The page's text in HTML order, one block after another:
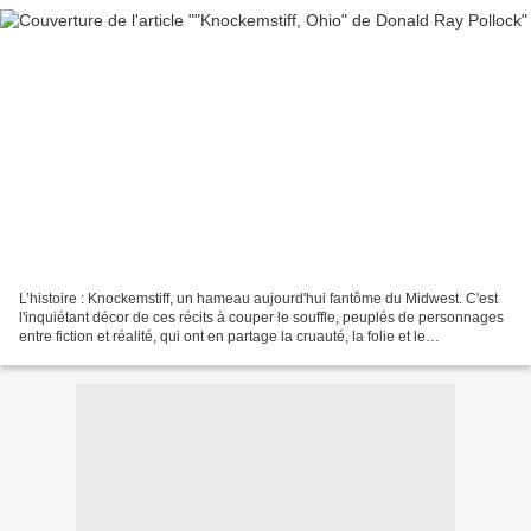
L’histoire : Knockemstiff, un hameau aujourd'hui fantôme du Midwest. C'est
l'inquiétant décor de ces récits à couper le souffle, peuplés de personnages
entre fiction et réalité, qui ont en partage la cruauté, la folie et le